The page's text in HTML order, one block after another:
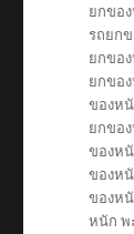
ยกขอ
รถยก
ยกขอ
ยกขอ
ของห
ยกขอ
ของห
ของห
ของห
หนัก พ